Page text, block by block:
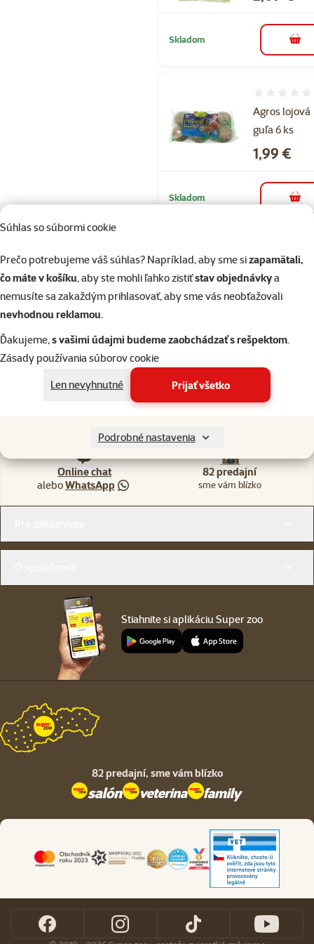
Súhlas so súbormi cookie
Prečo potrebujeme váš súhlas? Napríklad, aby sme sizapamätali,
čo máte v košíku, aby ste mohli ľahko zistiťstav objednávkya
nemusíte sa zakaždým prihlasovať, aby sme vás neobťažovali
nevhodnou reklamou.
Ďakujeme,s vašimi údajmi budeme zaobchádzať s rešpektom.
Zásady používania súborov cookie
Len nevyhnutné
Prijať všetko
Podrobné nastavenia
Skladom do
Agros lojová
guľa 6 ks
Cena
1,99 €
Skladom do
82 predajní, sme blízko vás
poradili
Online chat
aleboWhatsApp
82 predajní
sme vám blízko
Stiahnite si aplikáciu Super zoo
82 predajní, sme vám blízko